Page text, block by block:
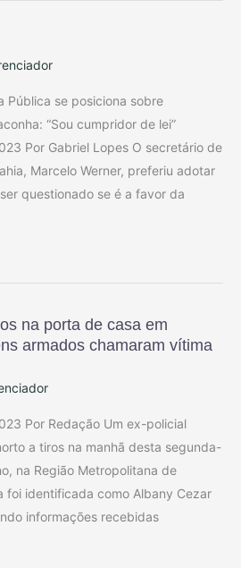
Pública se posiciona sobre
“Sou cumpridor de lei”
Por Gabriel Lopes O secretário de
Marcelo Werner, preferiu adotar
questionado se é a favor da
na porta de casa em
armados chamaram vítima
Por Redação Um ex-policial
a tiros na manhã desta segunda-
na Região Metropolitana de
foi identificada como Albany Cezar
informações recebidas